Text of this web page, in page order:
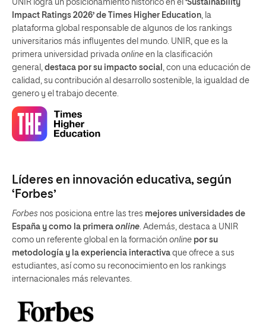
UNIR logra un posicionamiento histórico en el ‘Sustainability
Impact Ratings 2026’ de Times Higher Education , la
plataforma global responsable de algunos de los rankings
universitarios más influyentes del mundo. UNIR, que es la
primera universidad privada online en la clasificación
general, destaca por su impacto social
, con una educación de
calidad, su contribución al desarrollo sostenible, la igualdad de
genero y el trabajo decente.
Líderes en innovación educativa, según
‘Forbes’
Forbes nos posiciona entre las tres mejores universidades de
España y como la primera online. Además, destaca a UNIR
como un referente global en la formación online por su
metodología y la experiencia interactiva que ofrece a sus
estudiantes, así como su reconocimiento en los rankings
internacionales más relevantes.